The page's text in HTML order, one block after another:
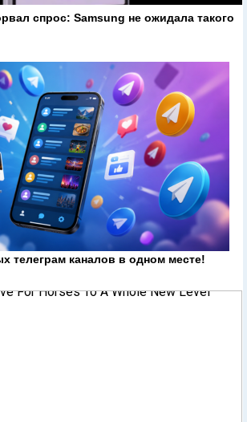
спрос: Samsung не ожидала такого
телеграм каналов в одном месте!